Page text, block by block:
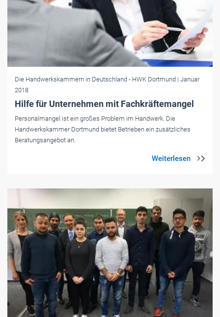
Die Handwerkskammern in Deutschland - HWK Dortmund | Januar
2018
Hilfe für Unternehmen mit Fachkräftemangel
Personalmangel ist ein großes Problem im Handwerk. Die
Handwerkskammer Dortmund bietet Betrieben ein zusätzliches
Beratungsangebot an.